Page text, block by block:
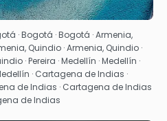
Ver· Bogotá · Bogotá · Armenia,
Quindio · Armenia, Quindio ·
· Pereira · Medellín · Medellín ·
· Cartagena de Indias ·
de Indias · Cartagena de Indias
de Indias